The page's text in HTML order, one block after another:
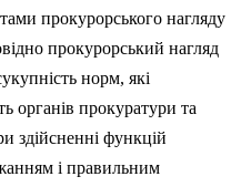
прокурорського нагляду
прокурорський нагляд
норм, які
органів прокуратури та
здійсненні функцій
і правильним